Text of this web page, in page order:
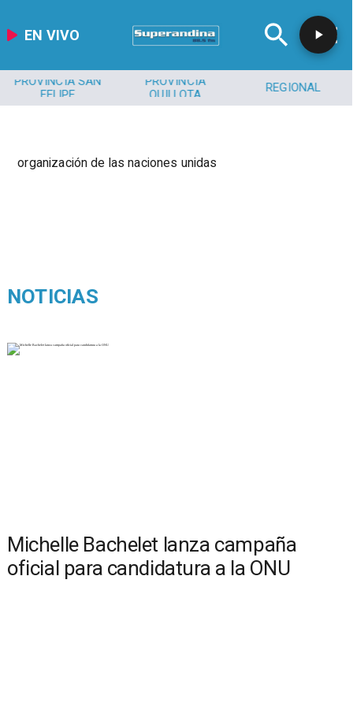
EN VIVO
PROVINCIA SAN
FELIPE
PROVINCIA
QUILLOTA
REGIONAL
organización de las naciones unidas
NOTICIAS
Michelle Bachelet lanza campaña
oficial para candidatura a la ONU